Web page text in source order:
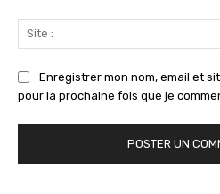
Enregistrer mon nom, email et
pour la prochaine fois que je